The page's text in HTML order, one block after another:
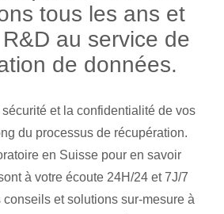
tous les ans et
au service de
de données.
et la confidentialité de vos
du processus de récupération.
en Suisse pour en savoir
à votre écoute 24H/24 et 7J/7
et solutions sur-mesure à